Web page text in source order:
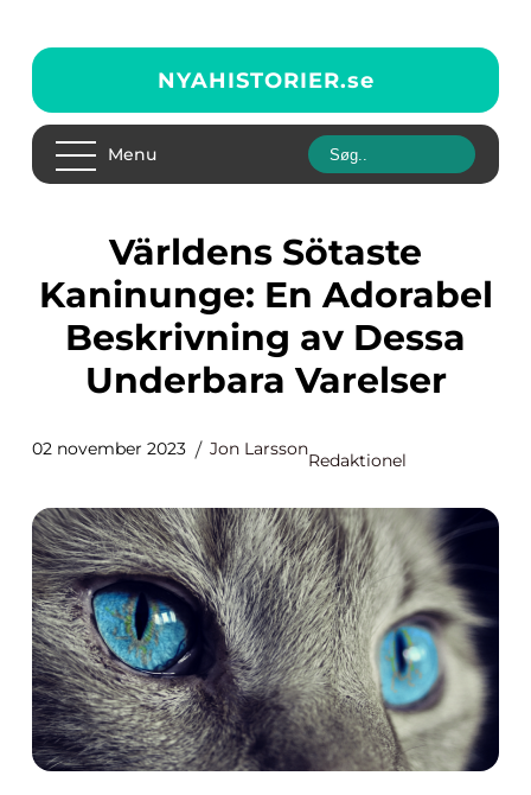
NYAHISTORIER.se
Menu
Världens Sötaste
Kaninunge: En Adorabel
Beskrivning av Dessa
Underbara Varelser
02 november 2023 Jon Larsson
Redaktionel